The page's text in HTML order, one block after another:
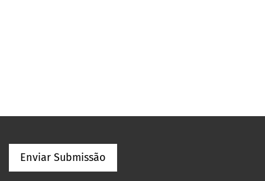
Enviar Submissão